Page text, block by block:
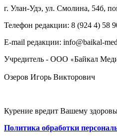
г. Улан-Удэ, ул. Смолина, 54б,
Телефон редакции: ‎‎8 (924 4) 58
E-mail редакции: info@baikal-
Учредитель - ООО «Байкал
Озеров Игорь Викторович
Курение вредит Вашему
Политика обработки